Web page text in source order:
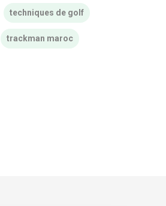
techniques de golf
trackman maroc